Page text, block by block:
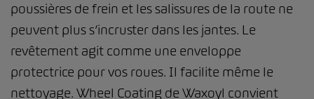
poussières de frein et les salissures de la route ne
peuvent plus s’incruster dans les jantes. Le
revêtement agit comme une enveloppe
protectrice pour vos roues. Il facilite même le
nettoyage. Wheel Coating de Waxoyl convient